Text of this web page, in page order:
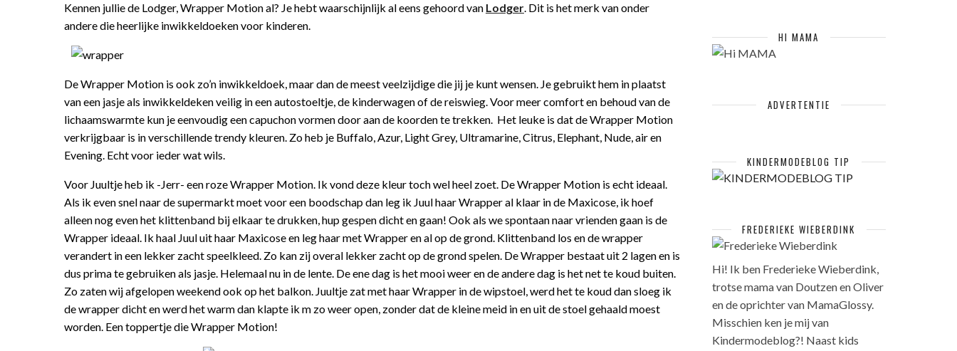
Kennen jullie de Lodger, Wrapper Motion al? Je hebt waarschijnlijk al eens gehoord van Lodger. Dit is het merk van onder
andere die heerlijke inwikkeldoeken voor kinderen.
De Wrapper Motion is ook zo’n inwikkeldoek, maar dan de meest veelzijdige die jij je kunt wensen. Je gebruikt hem in plaatst
van een jasje als inwikkeldeken veilig in een autostoeltje, de kinderwagen of de reiswieg. Voor meer comfort en behoud van de
lichaamswarmte kun je eenvoudig een capuchon vormen door aan de koorden te trekken. Het leuke is dat de Wrapper Motion
verkrijgbaar is in verschillende trendy kleuren. Zo heb je Buffalo, Azur, Light Grey, Ultramarine, Citrus, Elephant, Nude, air en
Evening. Echt voor ieder wat wils.
Voor Juultje heb ik -Jerr- een roze Wrapper Motion. Ik vond deze kleur toch wel heel zoet. De Wrapper Motion is echt ideaal.
Als ik even snel naar de supermarkt moet voor een boodschap dan leg ik Juul haar Wrapper al klaar in de Maxicose, ik hoef
alleen nog even het klittenband bij elkaar te drukken, hup gespen dicht en gaan! Ook als we spontaan naar vrienden gaan is de
Wrapper ideaal. Ik haal Juul uit haar Maxicose en leg haar met Wrapper en al op de grond. Klittenband los en de wrapper
verandert in een lekker zacht speelkleed. Zo kan zij overal lekker zacht op de grond spelen. De Wrapper bestaat uit 2 lagen en is
dus prima te gebruiken als jasje. Helemaal nu in de lente. De ene dag is het mooi weer en de andere dag is het net te koud buiten.
Zo zaten wij afgelopen weekend ook op het balkon. Juultje zat met haar Wrapper in de wipstoel, werd het te koud dan sloeg ik
de wrapper dicht en werd het warm dan klapte ik m zo weer open, zonder dat de kleine meid in en uit de stoel gehaald moest
worden. Een toppertje die Wrapper Motion!
HI MAMA
ADVERTENTIE
KINDERMODEBLOG TIP
FREDERIEKE WIEBERDINK
Hi! Ik ben Frederieke Wieberdink,
trotse mama van Doutzen en Oliver
en de oprichter van MamaGlossy.
Misschien ken je mij van
Kindermodeblog?! Naast kids